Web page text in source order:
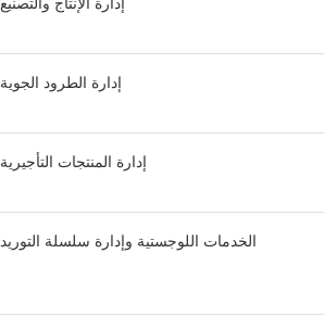
إدارة الطرود الجوية
إدارة المنتجات التأجيرية
الخدمات اللوجستية وإدارة سلسلة التوريد